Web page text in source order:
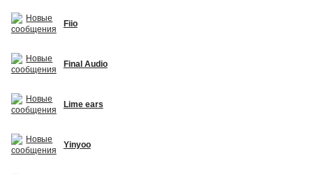
Fiio
Final Audio
Lime ears
Yinyoo